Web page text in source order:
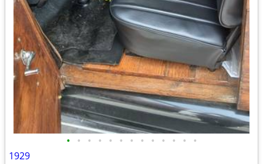
• • • • • • • • • • • • •
1929